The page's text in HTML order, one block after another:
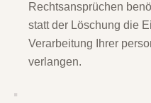
Rechtsansprüchen
statt der Löschung die
Verarbeitung Ihrer
verlangen.